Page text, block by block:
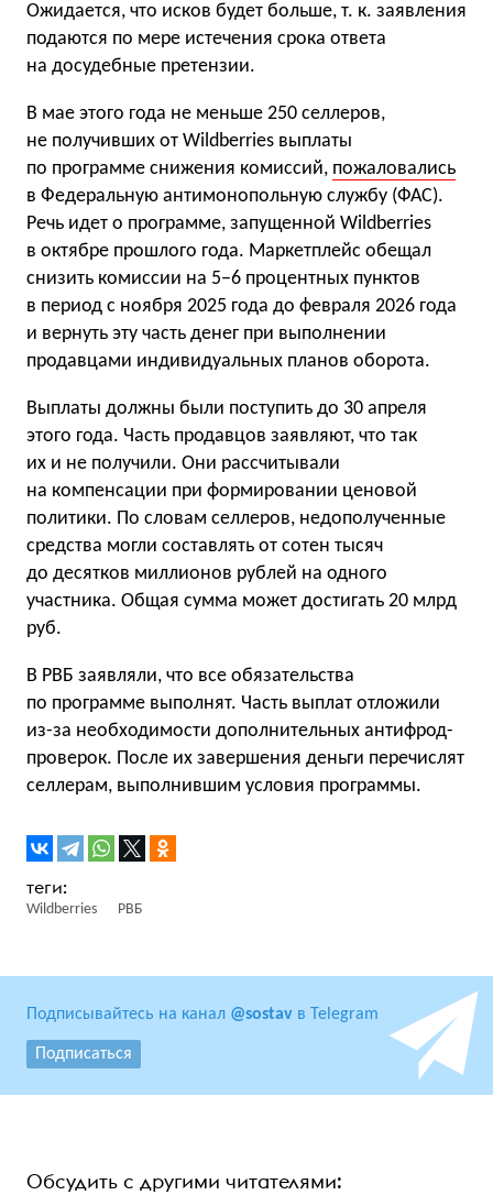
Ожидается, что исков будет больше, т. к. заявления
подаются по мере истечения срока ответа
на досудебные претензии.
В мае этого года не меньше 250 селлеров,
не получивших от Wildberries выплаты
по программе снижения комиссий, пожаловались
в Федеральную антимонопольную службу (ФАС).
Речь идет о программе, запущенной Wildberries
в октябре прошлого года. Маркетплейс обещал
снизить комиссии на 5−6 процентных пунктов
в период с ноября 2025 года до февраля 2026 года
и вернуть эту часть денег при выполнении
продавцами индивидуальных планов оборота.
Выплаты должны были поступить до 30 апреля
этого года. Часть продавцов заявляют, что так
их и не получили. Они рассчитывали
на компенсации при формировании ценовой
политики. По словам селлеров, недополученные
средства могли составлять от сотен тысяч
до десятков миллионов рублей на одного
участника. Общая сумма может достигать 20 млрд
руб.
В РВБ заявляли, что все обязательства
по программе выполнят. Часть выплат отложили
из-за необходимости дополнительных антифрод-
проверок. После их завершения деньги перечислят
селлерам, выполнившим условия программы.
Wildberries РВБ
Подписывайтесь на канал @sostav в Telegram
Подписаться
Обсудить с другими читателями: